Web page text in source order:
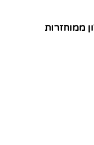
ממוחזרות